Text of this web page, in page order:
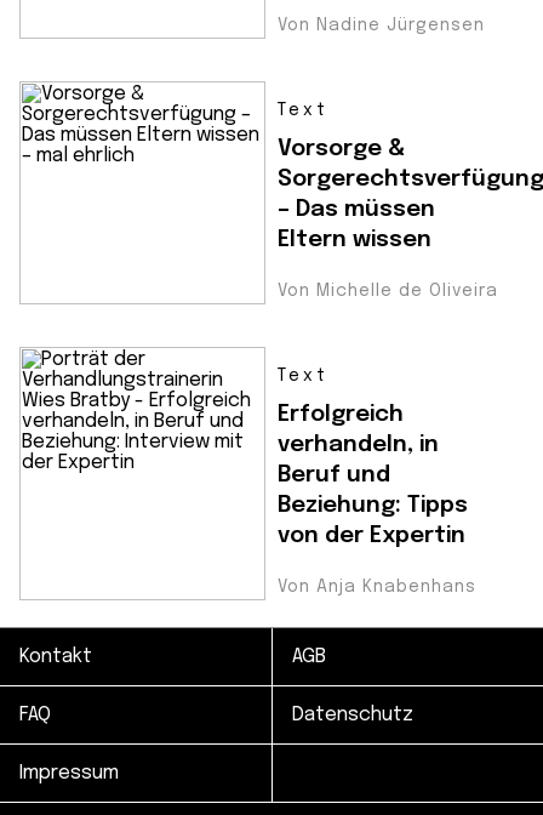
Von Nadine Jürgensen
Text
Vorsorge &
Sorgerechtsverfügung
– Das müssen
Eltern wissen
Von Michelle de Oliveira
Text
Erfolgreich
verhandeln, in
Beruf und
Beziehung: Tipps
von der Expertin
Von Anja Knabenhans
Kontakt AGB
FAQ Datenschutz
Impressum